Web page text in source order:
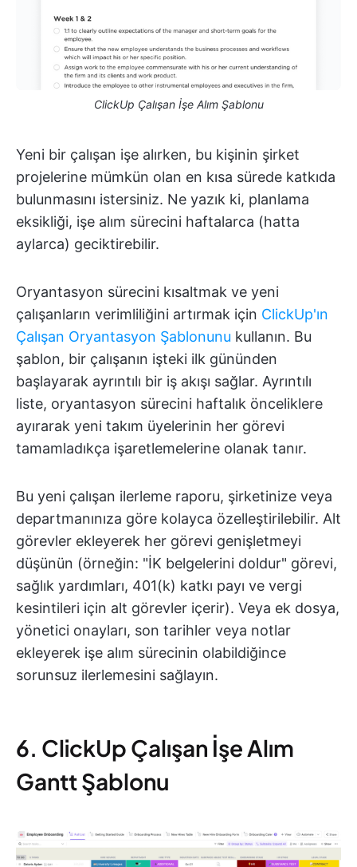
ClickUp Çalışan İşe Alım Şablonu
Yeni bir çalışan işe alırken, bu kişinin şirket
projelerine mümkün olan en kısa sürede katkıda
bulunmasını istersiniz. Ne yazık ki, planlama
eksikliği, işe alım sürecini haftalarca (hatta
aylarca) geciktirebilir.
Oryantasyon sürecini kısaltmak ve yeni
çalışanların verimliliğini artırmak için ClickUp'ın
Çalışan Oryantasyon Şablonunu kullanın. Bu
şablon, bir çalışanın işteki ilk gününden
başlayarak ayrıntılı bir iş akışı sağlar. Ayrıntılı
liste, oryantasyon sürecini haftalık önceliklere
ayırarak yeni takım üyelerinin her görevi
tamamladıkça işaretlemelerine olanak tanır.
Bu yeni çalışan ilerleme raporu, şirketinize veya
departmanınıza göre kolayca özelleştirilebilir. Alt
görevler ekleyerek her görevi genişletmeyi
düşünün (örneğin: "İK belgelerini doldur" görevi,
sağlık yardımları, 401(k) katkı payı ve vergi
kesintileri için alt görevler içerir). Veya ek dosya,
yönetici onayları, son tarihler veya notlar
ekleyerek işe alım sürecinin olabildiğince
sorunsuz ilerlemesini sağlayın.
6. ClickUp Çalışan İşe Alım
Gantt Şablonu